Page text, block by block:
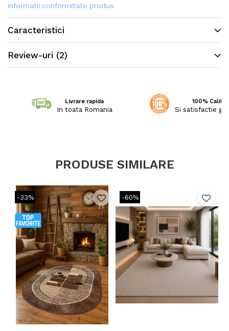
Informatii conformitate produs
Caracteristici
Review-uri (2)
Livrare rapida
In toata Romania
100%
Si satisfactie
PRODUSE SIMILARE
-33% -60%